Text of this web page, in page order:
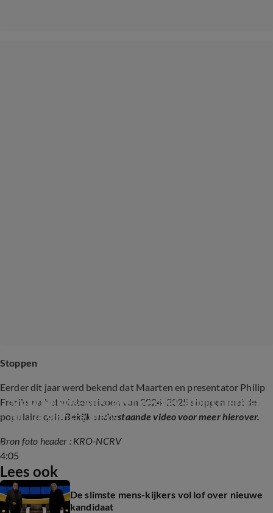
Stoppen
Eerder dit jaar werd bekend dat Maarten en presentator Philip
Freriks na het winterseizoen van 2024-2025 stoppen met de
populaire quiz.Bekijk onderstaande video voor meer hierover.
4:05
Shownieuws-tafel over vertrek Philip Freriks
bij  De slimste mens
Bron foto header : KRO-NCRV
Lees ook
De slimste mens-kijkers vol lof over nieuwe
kandidaat